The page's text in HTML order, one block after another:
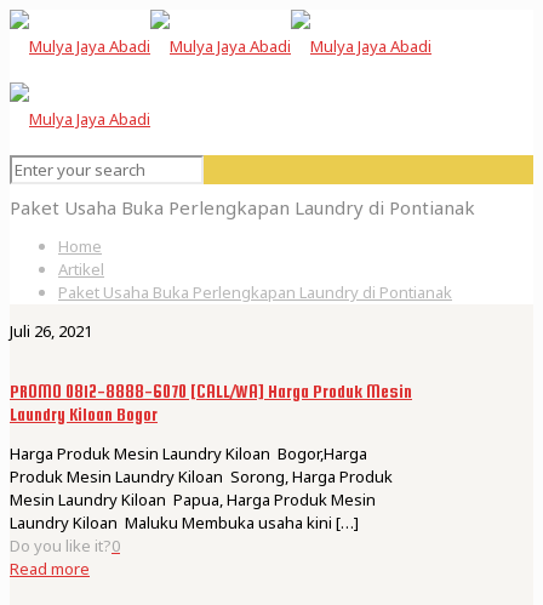
Paket Usaha Buka Perlengkapan Laundry di Pontianak
Home
Artikel
Paket Usaha Buka Perlengkapan Laundry di Pontianak
Juli 26, 2021
PROMO 0812-8888-6070 [CALL/WA] Harga Produk Mesin
Laundry Kiloan Bogor
Harga Produk Mesin Laundry Kiloan Bogor,Harga
Produk Mesin Laundry Kiloan Sorong, Harga Produk
Mesin Laundry Kiloan Papua, Harga Produk Mesin
Laundry Kiloan Maluku Membuka usaha kini […]
Do you like it?0
Read more